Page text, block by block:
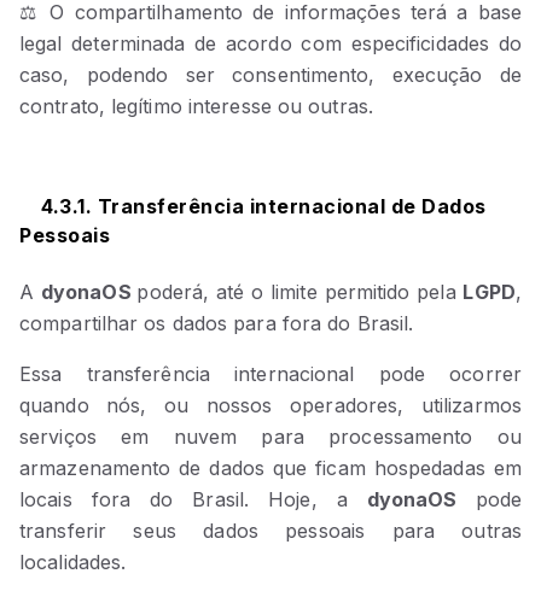
⚖️ O compartilhamento de informações terá a base
legal determinada de acordo com especificidades do
caso, podendo ser consentimento, execução de
contrato, legítimo interesse ou outras.
4.3.1. Transferência internacional de Dados
Pessoais
A dyonaOS poderá, até o limite permitido pela LGPD,
compartilhar os dados para fora do Brasil.
Essa transferência internacional pode ocorrer
quando nós, ou nossos operadores, utilizarmos
serviços em nuvem para processamento ou
armazenamento de dados que ficam hospedadas em
locais fora do Brasil. Hoje, a dyonaOS pode
transferir seus dados pessoais para outras
localidades.